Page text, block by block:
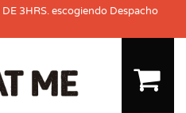
3HRS. escogiendo Despacho